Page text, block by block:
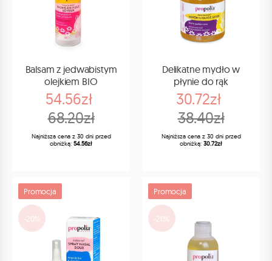
Balsam z jedwabistym
olejkiem BIO
54.56zł
68.20zł
Najniższa cena z 30 dni przed
obniżką: 54.56zł
Delikatne mydło w
płynie do rąk
30.72zł
38.40zł
Najniższa cena z 30 dni przed
obniżką: 30.72zł
Promocja
-20%
Promocja
-20%